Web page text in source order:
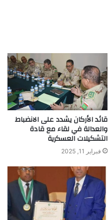
قائد الأركان يشدد على الانضباط
والعدالة في لقاء مع قادة
التشكيلات العسكرية
فبراير 11, 2025